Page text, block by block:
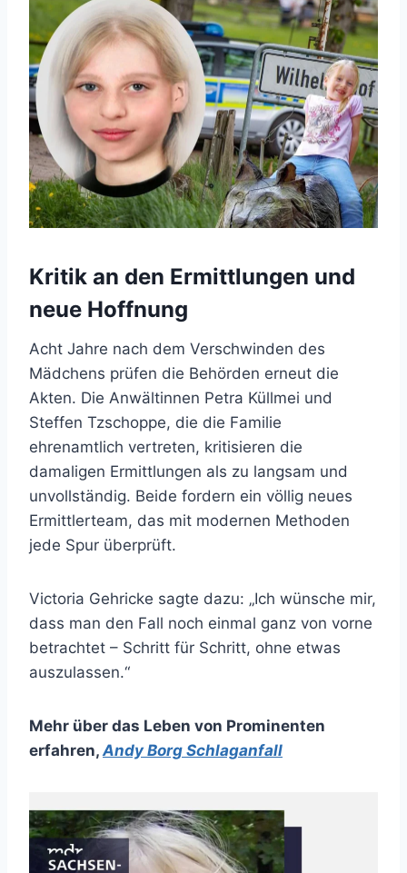
Kritik an den Ermittlungen und
neue Hoffnung
Acht Jahre nach dem Verschwinden des
Mädchens prüfen die Behörden erneut die
Akten. Die Anwältinnen Petra Küllmei und
Steffen Tzschoppe, die die Familie
ehrenamtlich vertreten, kritisieren die
damaligen Ermittlungen als zu langsam und
unvollständig. Beide fordern ein völlig neues
Ermittlerteam, das mit modernen Methoden
jede Spur überprüft.
Victoria Gehricke sagte dazu: „Ich wünsche mir,
dass man den Fall noch einmal ganz von vorne
betrachtet – Schritt für Schritt, ohne etwas
auszulassen.“
Mehr über das Leben von Prominenten
erfahren,Andy Borg Schlaganfall